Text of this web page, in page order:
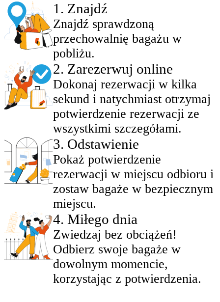
1 . Znajdź
Znajdź sprawdzoną
przechowalnię bagażu w
pobliżu.
2. Zarezerwuj online
Dokonaj rezerwacji w kilka
sekund i natychmiast otrzymaj
potwierdzenie rezerwacji ze
wszystkimi szczegółami.
3. Odstawienie
Pokaż potwierdzenie
rezerwacji w miejscu odbioru i
zostaw bagaże w bezpiecznym
miejscu.
4. Miłego dnia
Zwiedzaj bez obciążeń!
Odbierz swoje bagaże w
dowolnym momencie,
korzystając z potwierdzenia.